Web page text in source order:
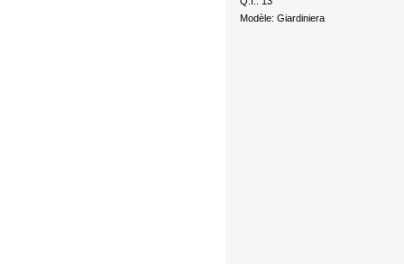
Modèle: Giardiniera